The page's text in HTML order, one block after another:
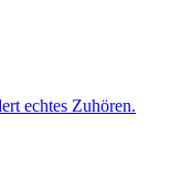
echtes Zuhören.